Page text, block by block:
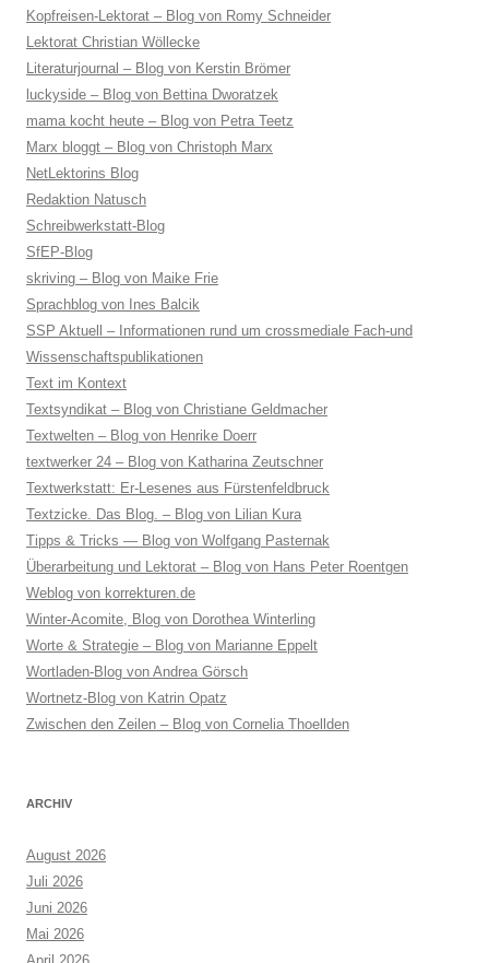
Kopfreisen-Lektorat – Blog von Romy Schneider
Lektorat Christian Wöllecke
Literaturjournal – Blog von Kerstin Brömer
luckyside – Blog von Bettina Dworatzek
mama kocht heute – Blog von Petra Teetz
Marx bloggt – Blog von Christoph Marx
NetLektorins Blog
Redaktion Natusch
Schreibwerkstatt-Blog
SfEP-Blog
skriving – Blog von Maike Frie
Sprachblog von Ines Balcik
SSP Aktuell – Informationen rund um crossmediale Fach-und
Wissenschaftspublikationen
Text im Kontext
Textsyndikat – Blog von Christiane Geldmacher
Textwelten – Blog von Henrike Doerr
textwerker 24 – Blog von Katharina Zeutschner
Textwerkstatt: Er-Lesenes aus Fürstenfeldbruck
Textzicke. Das Blog. – Blog von Lilian Kura
Tipps & Tricks — Blog von Wolfgang Pasternak
Überarbeitung und Lektorat – Blog von Hans Peter Roentgen
Weblog von korrekturen.de
Winter-Acomite, Blog von Dorothea Winterling
Worte & Strategie – Blog von Marianne Eppelt
Wortladen-Blog von Andrea Görsch
Wortnetz-Blog von Katrin Opatz
Zwischen den Zeilen – Blog von Cornelia Thoellden
ARCHIV
August 2026
Juli 2026
Juni 2026
Mai 2026